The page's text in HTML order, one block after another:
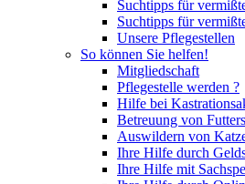
Suchtipps für
Suchtipps für
Unsere Pflegestellen
So können Sie helfen!
Mitgliedschaft
Pflegestelle werden ?
Hilfe bei
Betreuung von
Auswildern von
Ihre Hilfe durch
Ihre Hilfe mit